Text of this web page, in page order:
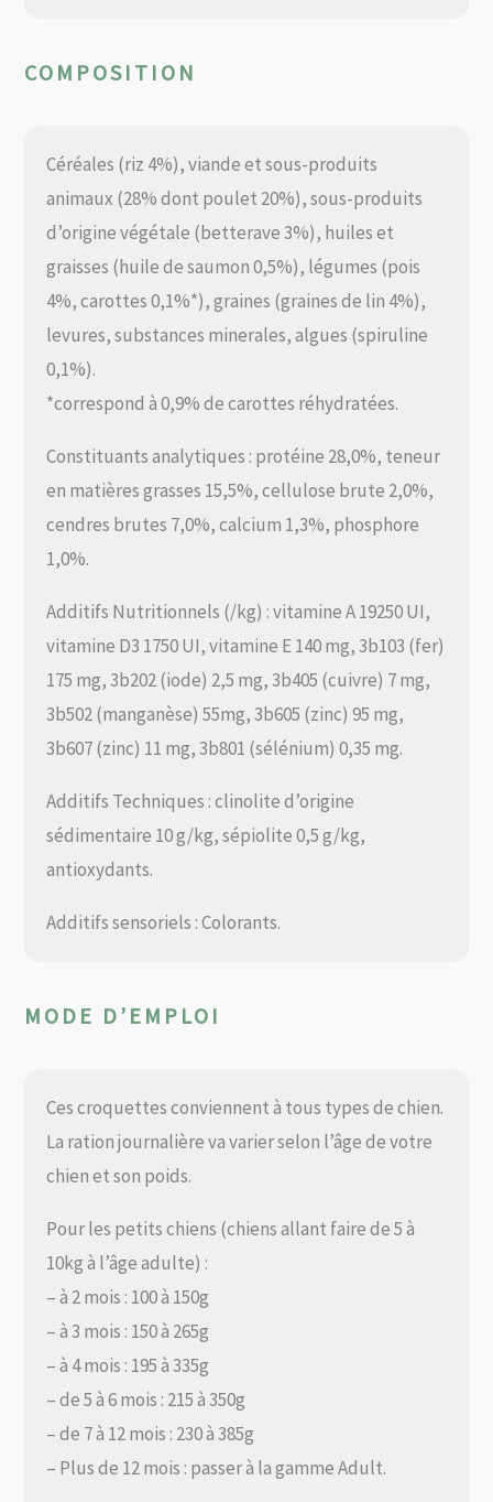
COMPOSITION
Céréales (riz 4%), viande et sous-produits
animaux (28% dont poulet 20%), sous-produits
d’origine végétale (betterave 3%), huiles et
graisses (huile de saumon 0,5%), légumes (pois
4%, carottes 0,1%*), graines (graines de lin 4%),
levures, substances minerales, algues (spiruline
0,1%).
*correspond à 0,9% de carottes réhydratées.
Constituants analytiques : protéine 28,0%, teneur
en matières grasses 15,5%, cellulose brute 2,0%,
cendres brutes 7,0%, calcium 1,3%, phosphore
1,0%.
Additifs Nutritionnels (/kg) : vitamine A 19250 UI,
vitamine D3 1750 UI, vitamine E 140 mg, 3b103 (fer)
175 mg, 3b202 (iode) 2,5 mg, 3b405 (cuivre) 7 mg,
3b502 (manganèse) 55mg, 3b605 (zinc) 95 mg,
3b607 (zinc) 11 mg, 3b801 (sélénium) 0,35 mg.
Additifs Techniques : clinolite d’origine
sédimentaire 10 g/kg, sépiolite 0,5 g/kg,
antioxydants.
Additifs sensoriels : Colorants.
MODE D’EMPLOI
Ces croquettes conviennent à tous types de chien.
La ration journalière va varier selon l’âge de votre
chien et son poids.
Pour les petits chiens (chiens allant faire de 5 à
10kg à l’âge adulte) :
– à 2 mois : 100 à 150g
– à 3 mois : 150 à 265g
– à 4 mois : 195 à 335g
– de 5 à 6 mois : 215 à 350g
– de 7 à 12 mois : 230 à 385g
– Plus de 12 mois : passer à la gamme Adult.